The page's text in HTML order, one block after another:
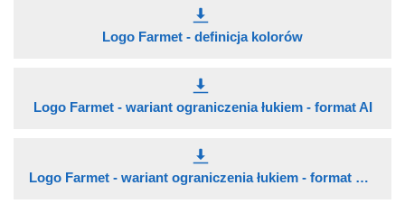
Logo Farmet - definicja kolorów
Logo Farmet - wariant ograniczenia łukiem - format AI
Logo Farmet - wariant ograniczenia łukiem - format PNG